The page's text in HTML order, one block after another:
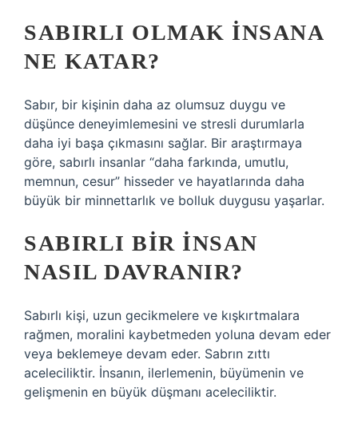
SABIRLI OLMAK INSANA
NE KATAR?
Sabır, bir kişinin daha az olumsuz duygu ve
düşünce deneyimlemesini ve stresli durumlarla
daha iyi başa çıkmasını sağlar. Bir araştırmaya
göre, sabırlı insanlar “daha farkında, umutlu,
memnun, cesur” hisseder ve hayatlarında daha
büyük bir minnettarlık ve bolluk duygusu yaşarlar.
SABIRLI BIR INSAN
NASIL DAVRANIR?
Sabırlı kişi, uzun gecikmelere ve kışkırtmalara
rağmen, moralini kaybetmeden yoluna devam eder
veya beklemeye devam eder. Sabrın zıttı
aceleciliktir. İnsanın, ilerlemenin, büyümenin ve
gelişmenin en büyük düşmanı aceleciliktir.